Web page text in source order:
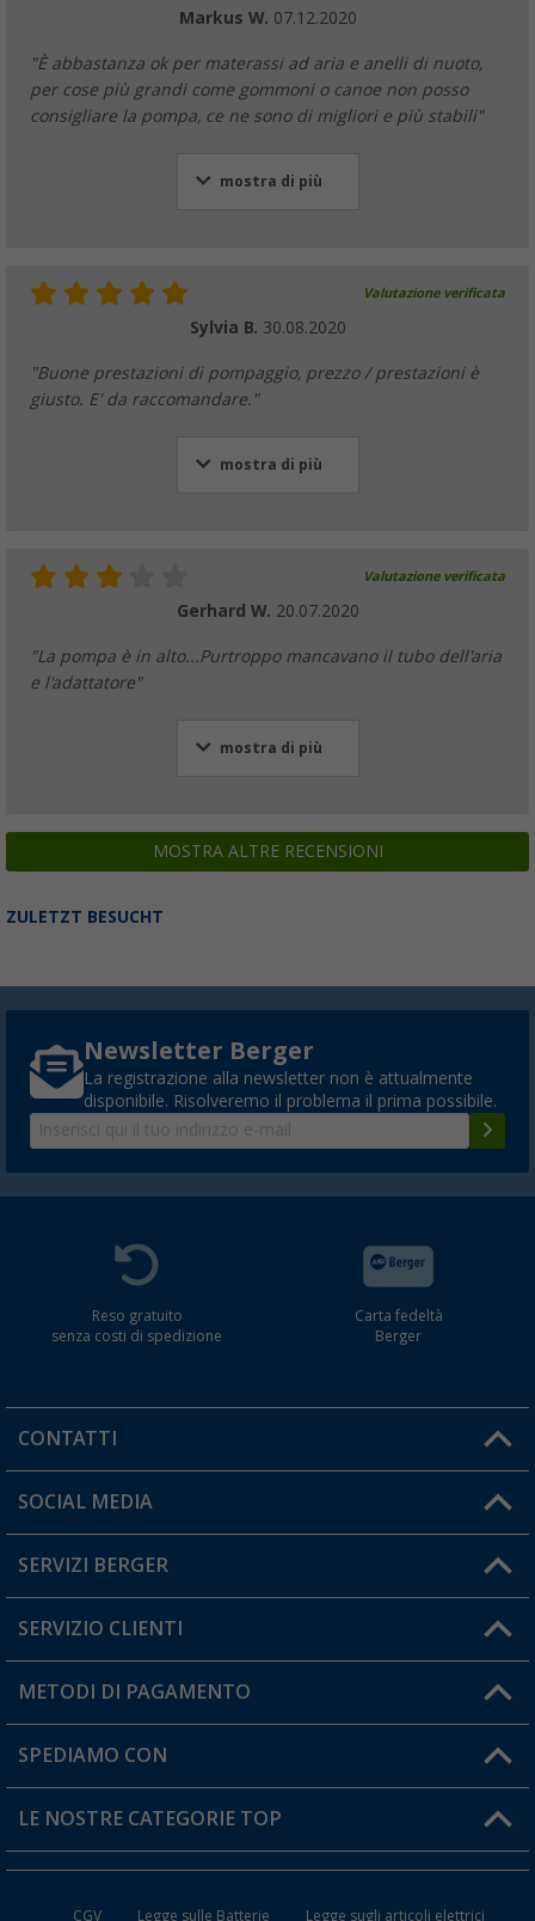
Markus W. 07.12.2020
"È abbastanza ok per materassi ad aria e anelli di nuoto,
per cose più grandi come gommoni o canoe non posso
consigliare la pompa, ce ne sono di migliori e più stabili"
mostra di più
Valutazione verificata
Sylvia B. 30.08.2020
"Buone prestazioni di pompaggio, prezzo / prestazioni è
giusto. E' da raccomandare."
mostra di più
Valutazione verificata
Gerhard W. 20.07.2020
"La pompa è in alto...Purtroppo mancavano il tubo dell'aria
e l'adattatore"
mostra di più
MOSTRA ALTRE RECENSIONI
ZULETZT BESUCHT
Newsletter Berger
La registrazione alla newsletter non è attualmente
disponibile. Risolveremo il problema il prima possibile.
Reso gratuito
senza costi di spedizione
Carta fedeltà
Berger
CONTATTI
Orari di apertura del servizio:
Hai una domanda?
SOCIAL MEDIA
SERVIZI BERGER
Diventare rivenditori
Il mio Account
Carta fedeltà Berger
SERVIZIO CLIENTI
Informazioni sulla spedizione
Resi
FAQ e Contatti
METODI DI PAGAMENTO
SPEDIAMO CON
LE NOSTRE CATEGORIE TOP
CGV Legge sulle Batterie Legge sugli articoli elettrici